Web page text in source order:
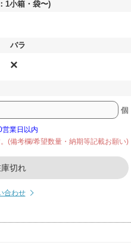
×
個
営業日以内
(備考欄/希望数量・納期等記載お願い)
切れ
合わせ